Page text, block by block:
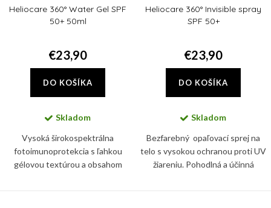
Heliocare 360° Water Gel SPF
50+ 50ml
€23,90
DO KOŠÍKA
Skladom
Vysoká širokospektrálna
fotoimunoprotekcia s ľahkou
gélovou textúrou a obsahom
Heliocare 360° Invisible spray
SPF 50+
€23,90
DO KOŠÍKA
Skladom
Bezfarebný opaľovací sprej na
telo s vysokou ochranou proti UV
žiareniu. Pohodlná a účinná